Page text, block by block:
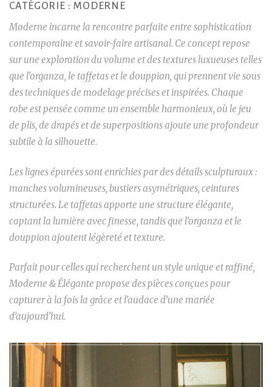
CATÉGORIE : MODERNE
Moderne incarne la rencontre parfaite entre sophistication
contemporaine et savoir-faire artisanal. Ce concept repose
sur une exploration du volume et des textures luxueuses telles
que l’organza, le taffetas et le douppion, qui prennent vie sous
des techniques de modelage précises et inspirées. Chaque
robe est pensée comme un ensemble harmonieux, où le jeu
de plis, de drapés et de superpositions ajoute une profondeur
subtile à la silhouette.
Les lignes épurées sont enrichies par des détails sculpturaux :
manches volumineuses, bustiers asymétriques, ceintures
structurées. Le taffetas apporte une structure élégante,
captant la lumière avec finesse, tandis que l’organza et le
douppion ajoutent légèreté et texture.
Parfait pour celles qui recherchent un style unique et raffiné,
Moderne & Élégante propose des pièces conçues pour
capturer à la fois la grâce et l’audace d’une mariée
d’aujourd’hui.